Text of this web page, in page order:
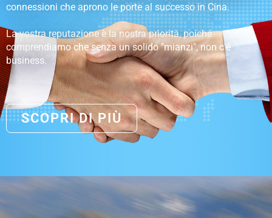
connessioni che aprono le porte al successo in Cina.
La vostra reputazione è la nostra priorità, poiché
comprendiamo che senza un solido "mianzi", non c'è
business.
SCOPRI DI PIÙ